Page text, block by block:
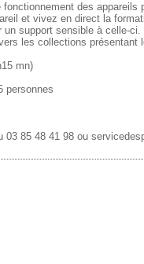
des appareils
et vivez en direct la
un support sensible à celle-
les collections présentant
mn)
personnes
03 85 48 41 98 ou